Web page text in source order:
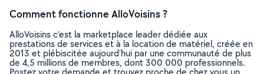
Comment fonctionne AlloVoisins ?
AlloVoisins c’est la marketplace leader dédiée aux
prestations de services et à la location de matériel, créée en
2013 et plébiscitée aujourd’hui par une communauté de plus
de 4,5 millions de membres, dont 300 000 professionnels.